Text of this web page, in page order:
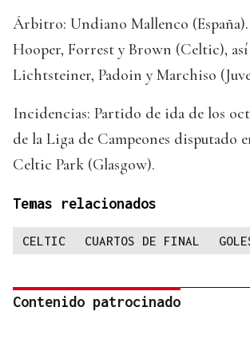
Árbitro: Undiano Mallenco
Hooper, Forrest y Brown (Celtic),
Lichtsteiner, Padoin y Marchiso
Incidencias: Partido de ida de los
de la Liga de Campeones disputado
Celtic Park (Glasgow).
Temas relacionados
CELTIC CUARTOS DE FINAL
Contenido patrocinado